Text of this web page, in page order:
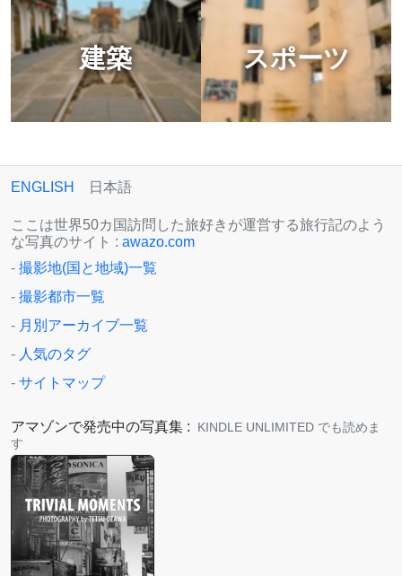
建築 スポーツ
ENGLISH 日本語
ここは世界50カ国訪問した旅好きが運営する旅行記のよう
な写真のサイト : awazo.com
- 撮影地(国と地域)一覧
- 撮影都市一覧
- 月別アーカイブ一覧
- 人気のタグ
- サイトマップ
アマゾンで発売中の写真集 :
KINDLE UNLIMITED でも読めま
す